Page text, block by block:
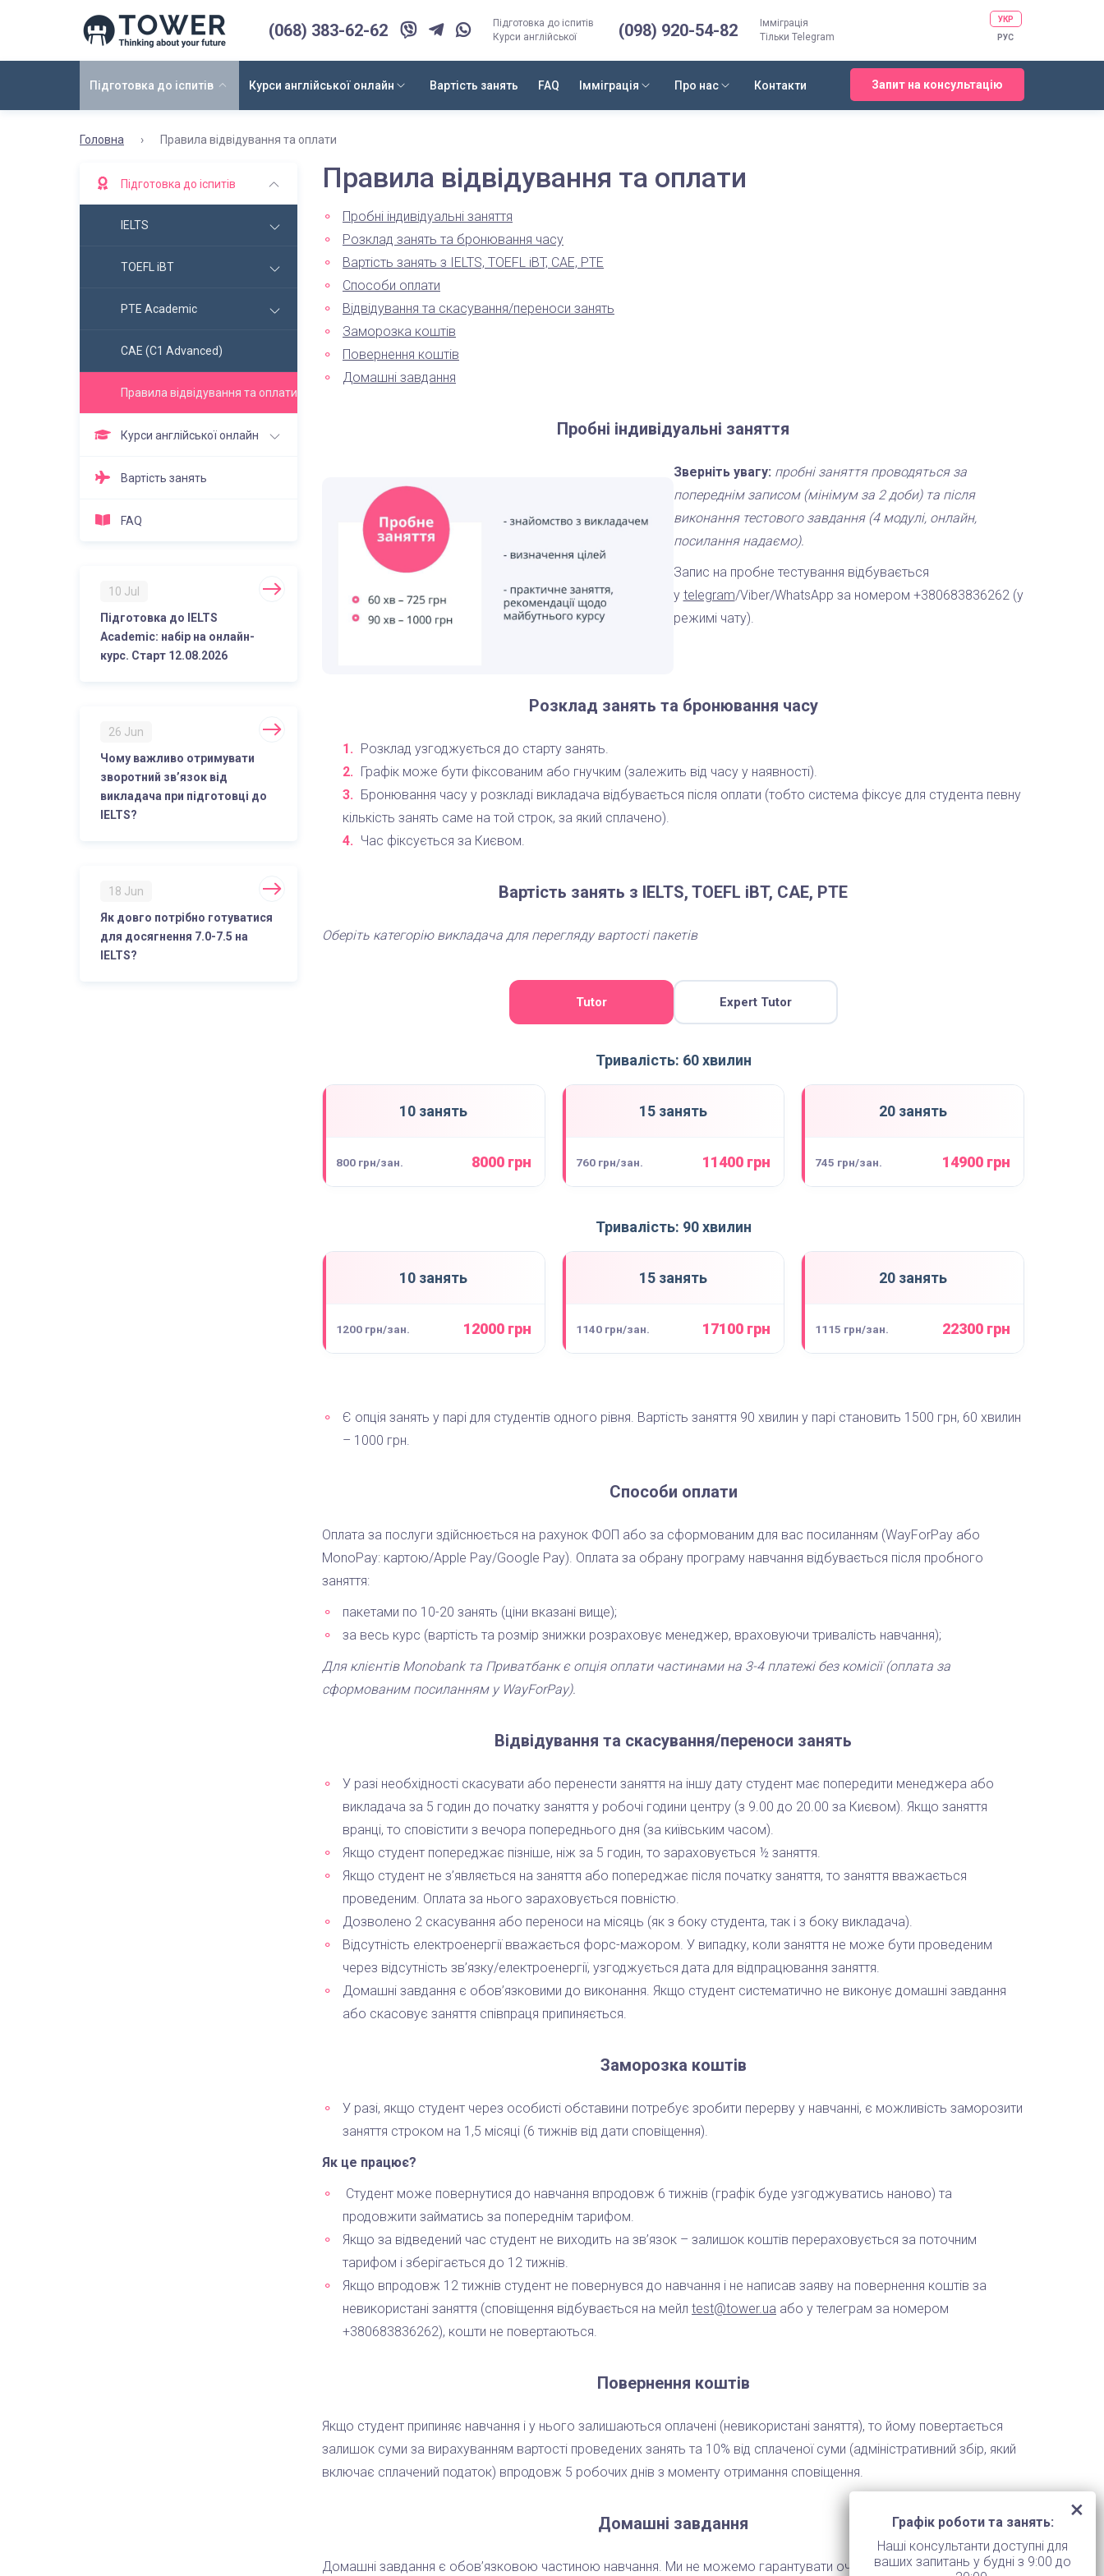
(068) 383-62-62
Підготовка до іспитів
Курси англійської
(098) 920-54-82
Імміграція
Тільки Telegram
УКР
РУС
Підготовка до іспитів Курси англійської онлайн Вартість занять FAQ Імміграція Про нас Контакти Запит на консультацію
Головна › Правила відвідування та оплати
Підготовка до іспитів
IELTS
TOEFL iBT
PTE Academic
CAE (C1 Advanced)
Правила відвідування та оплати
Курси англійської онлайн
Вартість занять
FAQ
10 Jul
Підготовка до IELTS
Academic: набір на онлайн-
курс. Старт 12.08.2026
26 Jun
Чому важливо отримувати
зворотний зв’язок від
викладача при підготовці до
IELTS?
18 Jun
Як довго потрібно готуватися
для досягнення 7.0-7.5 на
IELTS?
Правила відвідування та оплати
Пробні індивідуальні заняття
Розклад занять та бронювання часу
Вартість занять з IELTS, TOEFL iBT, CAE, PTE
Способи оплати
Відвідування та скасування/переноси занять
Заморозка коштів
Повернення коштів
Домашні завдання
Пробні індивідуальні заняття
Зверніть увагу: пробні заняття проводяться за
попереднім записом (мінімум за 2 доби) та після
виконання тестового завдання (4 модулі, онлайн,
посилання надаємо).
Запис на пробне тестування відбувається
у telegram/Viber/WhatsApp за номером +380683836262 (у
режимі чату).
Розклад занять та бронювання часу
Розклад узгоджується до старту занять.
Графік може бути фіксованим або гнучким (залежить від часу у наявності).
Бронювання часу у розкладі викладача відбувається після оплати (тобто система фіксує для студента певну
кількість занять саме на той строк, за який сплачено).
Час фіксується за Києвом.
Вартість занять з IELTS, TOEFL iBT, CAE, PTE
Оберіть категорію викладача для перегляду вартості пакетів
Tutor Expert Tutor
Тривалість: 60 хвилин
10 занять
800 грн/зан. 8000 грн
15 занять
760 грн/зан. 11400 грн
20 занять
745 грн/зан. 14900 грн
Тривалість: 90 хвилин
10 занять
1200 грн/зан. 12000 грн
15 занять
1140 грн/зан. 17100 грн
20 занять
1115 грн/зан. 22300 грн
Є опція занять у парі для студентів одного рівня. Вартість заняття 90 хвилин у парі становить 1500 грн, 60 хвилин
– 1000 грн.
Способи оплати
Оплата за послуги здійснюється на рахунок ФОП або за сформованим для вас посиланням (WayForPay або
MonoPay: картою/Apple Pay/Google Pay). Оплата за обрану програму навчання відбувається після пробного
заняття:
пакетами по 10-20 занять (ціни вказані вище);
за весь курс (вартість та розмір знижки розраховує менеджер, враховуючи тривалість навчання);
Для клієнтів Monobank та Приватбанк є опція оплати частинами на 3-4 платежі без комісії (оплата за
сформованим посиланням у WayForPay).
Відвідування та скасування/переноси занять
У разі необхідності скасувати або перенести заняття на іншу дату студент має попередити менеджера або
викладача за 5 годин до початку заняття у робочі години центру (з 9.00 до 20.00 за Києвом). Якщо заняття
вранці, то сповістити з вечора попереднього дня (за київським часом).
Якщо студент попереджає пізніше, ніж за 5 годин, то зараховується ½ заняття.
Якщо студент не з’являється на заняття або попереджає після початку заняття, то заняття вважається
проведеним. Оплата за нього зараховується повністю.
Дозволено 2 скасування або переноси на місяць (як з боку студента, так і з боку викладача).
Відсутність електроенергії вважається форс-мажором. У випадку, коли заняття не може бути проведеним
через відсутність зв’язку/електроенергії, узгоджується дата для відпрацювання заняття.
Домашні завдання є обов’язковими до виконання. Якщо студент систематично не виконує домашні завдання
або скасовує заняття співпраця припиняється.
Заморозка коштів
У разі, якщо студент через особисті обставини потребує зробити перерву у навчанні, є можливість заморозити
заняття строком на 1,5 місяці (6 тижнів від дати сповіщення).
Як це працює?
Студент може повернутися до навчання впродовж 6 тижнів (графік буде узгоджуватись наново) та
продовжити займатись за попереднім тарифом.
Якщо за відведений час студент не виходить на зв’язок – залишок коштів перераховується за поточним
тарифом і зберігається до 12 тижнів.
Якщо впродовж 12 тижнів студент не повернувся до навчання і не написав заяву на повернення коштів за
невикористані заняття (сповіщення відбувається на мейл test@tower.ua або у телеграм за номером
+380683836262), кошти не повертаються.
Повернення коштів
Якщо студент припиняє навчання і у нього залишаються оплачені (невикористані заняття), то йому повертається
залишок суми за вирахуванням вартості проведених занять та 10% від сплаченої суми (адміністративний збір, який
включає сплачений податок) впродовж 5 робочих днів з моменту отримання сповіщення.
Домашні завдання
Домашні завдання є обов’язковою частиною навчання. Ми не можемо гарантувати очікуваний результат, якщо
Графік роботи та занять:
Наші консультанти доступні для
ваших запитань у будні з 9:00 до